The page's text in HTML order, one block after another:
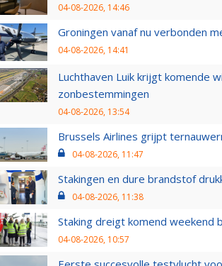
04-08-2026, 14:46
Groningen vanaf nu verbonden
04-08-2026, 14:41
Luchthaven Luik krijgt komende
zonbestemmingen
04-08-2026, 13:54
Brussels Airlines grijpt
04-08-2026, 11:47
Stakingen en dure brandstof
04-08-2026, 11:38
Staking dreigt komend weekend
04-08-2026, 10:57